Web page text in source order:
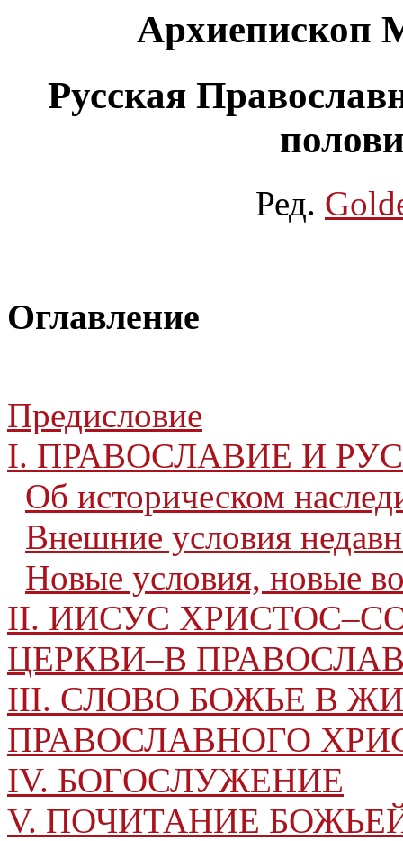
Архиепископ
Русская
Ред.
Оглавление
Предисловие
I. ПРАВОСЛАВИЕ И
Об историческом
Внешние условия
Новые условия, новые
II. ИИСУС
ЦЕРКВИ–В
III. СЛОВО БОЖЬЕ В
ПРАВОСЛАВНОГО
IV. БОГОСЛУЖЕНИЕ
V. ПОЧИТАНИЕ